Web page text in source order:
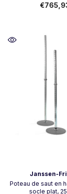
Vendeur:Janssen-
Poteau de saut en
socle plat,